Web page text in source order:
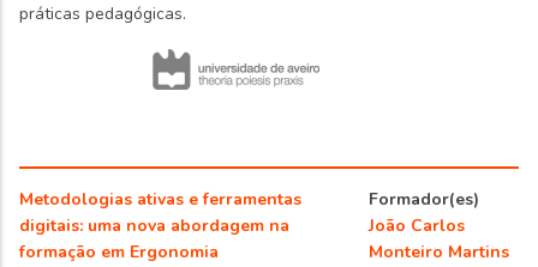
práticas pedagógicas.
Metodologias ativas e ferramentas
digitais: uma nova abordagem na
formação em Ergonomia
Formador(es)
João Carlos
Monteiro Martins